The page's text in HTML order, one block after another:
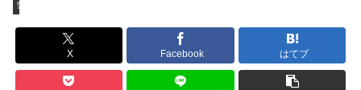
雪遊び
X Facebook はてブ